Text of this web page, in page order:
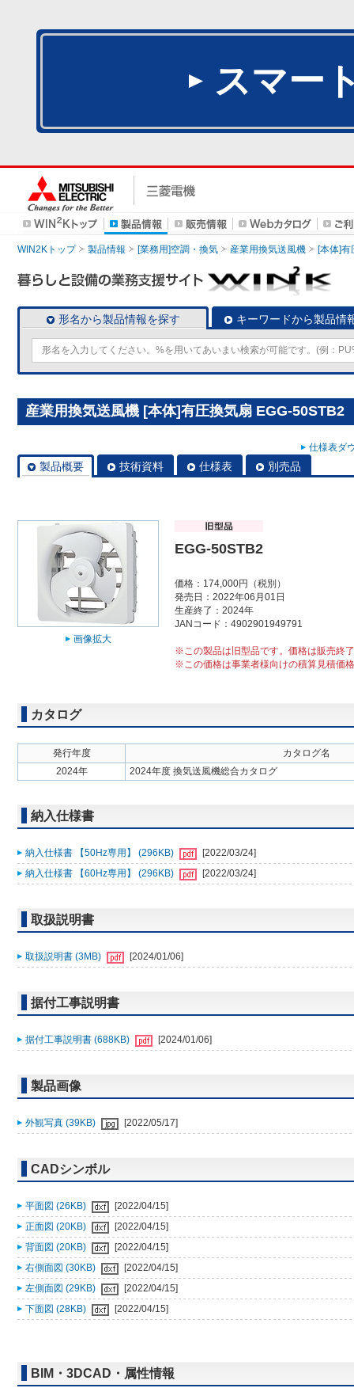
スマー
WIN2Kトップ 製品情報 [業務用]空調・換気 産業用換気送風機 [本体]有
形名から製品情報を探す キーワードから製品情
産業用換気送風機 [本体]有圧換気扇 EGG-50STB2
仕様表ダ
製品概要 技術資料 仕様表 別売品
画像拡大
EGG-50STB2
価格：174,000円（税別）
発売日：2022年06月01日
生産終了：2024年
JANコード：4902901949791
※この製品は旧型品です。価格は販売終
※この価格は事業者様向けの積算見積価
カタログ
発行年度
カタログ名
2024年
2024年度 換気送風機総合カタログ
納入仕様書
納入仕様書 【50Hz専用】 (296KB)
[2022/03/24]
納入仕様書 【60Hz専用】 (296KB)
[2022/03/24]
取扱説明書
取扱説明書 (3MB) [2024/01/06]
据付工事説明書
据付工事説明書 (688KB) [2024/01/06]
製品画像
外観写真 (39KB) [2022/05/17]
CADシンボル
平面図 (26KB)
[2022/04/15]
正面図 (20KB)
[2022/04/15]
背面図 (20KB)
[2022/04/15]
右側面図 (30KB)
[2022/04/15]
左側面図 (29KB)
[2022/04/15]
下面図 (28KB)
[2022/04/15]
BIM・3DCAD・属性情報